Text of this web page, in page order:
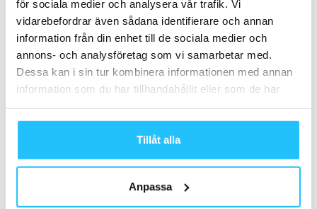
för sociala medier och analysera vår trafik. Vi
vidarebefordrar även sådana identifierare och annan
information från din enhet till de sociala medier och
annons- och analysföretag som vi samarbetar med.
Dessa kan i sin tur kombinera informationen med annan
information som du har tillhandahållit eller som de har
Tillåt alla
Anpassa
Sweaty Business - 2024-09-17 0
Fullt fokus på intern marknadsföring!
2022-01-03